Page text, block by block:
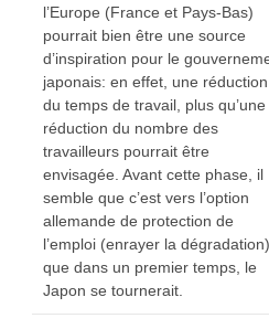
l’Europe (France et Pays-Bas)
pourrait bien être une source
d’inspiration pour le
japonais: en effet, une réduction
du temps de travail, plus qu’une
réduction du nombre des
travailleurs pourrait être
envisagée. Avant cette phase, il
semble que c’est vers l’option
allemande de protection de
l’emploi (enrayer la dégradation)
que dans un premier temps, le
Japon se tournerait.